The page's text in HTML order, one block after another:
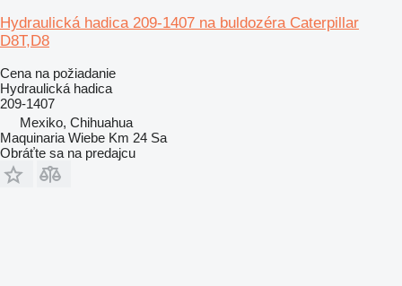
Hydraulická hadica 209-1407 na buldozéra Caterpillar
D8T,D8
Cena na požiadanie
Hydraulická hadica
209-1407
Mexiko, Chihuahua
Maquinaria Wiebe Km 24 Sa
Obráťte sa na predajcu